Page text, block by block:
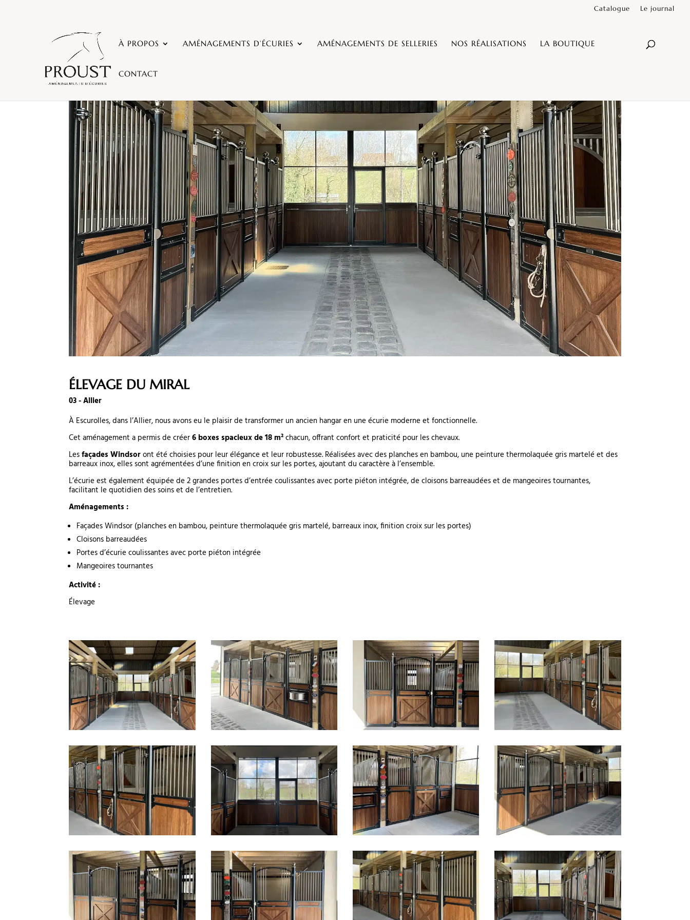
Catalogue Le journal
À PROPOS AMÉNAGEMENTS D’ÉCURIES AMÉNAGEMENTS DE SELLERIES NOS RÉALISATIONS LA BOUTIQUE
CONTACT
ÉLEVAGE DU MIRAL
03 - Allier
À Escurolles, dans l’Allier, nous avons eu le plaisir de transformer un ancien hangar en une écurie moderne et fonctionnelle.
Cet aménagement a permis de créer6 boxes spacieux de 18 m²chacun, offrant confort et praticité pour les chevaux.
Lesfaçades Windsoront été choisies pour leur élégance et leur robustesse. Réalisées avec des planches en bambou, une peinture thermolaquée gris martelé et des
barreaux inox, elles sont agrémentées d’une finition en croix sur les portes, ajoutant du caractère à l’ensemble.
L’écurie est également équipée de 2 grandes portes d’entrée coulissantes avec porte piéton intégrée, de cloisons barreaudées et de mangeoires tournantes,
facilitant le quotidien des soins et de l’entretien.
Aménagements :
Façades Windsor (planches en bambou, peinture thermolaquée gris martelé, barreaux inox, finition croix sur les portes)
Cloisons barreaudées
Portes d’écurie coulissantes avec porte piéton intégrée
Mangeoires tournantes
Activité :
Élevage